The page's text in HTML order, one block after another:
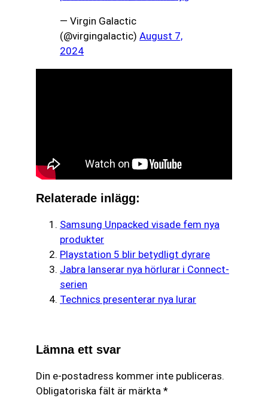
— Virgin Galactic
(@virgingalactic) August 7,
2024
Relaterade inlägg:
Samsung Unpacked visade fem nya
produkter
Playstation 5 blir betydligt dyrare
Jabra lanserar nya hörlurar i Connect-
serien
Technics presenterar nya lurar
Lämna ett svar
Din e-postadress kommer inte publiceras.
Obligatoriska fält är märkta *